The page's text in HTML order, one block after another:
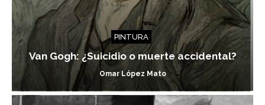
PINTURA
Van Gogh: ¿Suicidio o muerte accidental?
Omar López Mato